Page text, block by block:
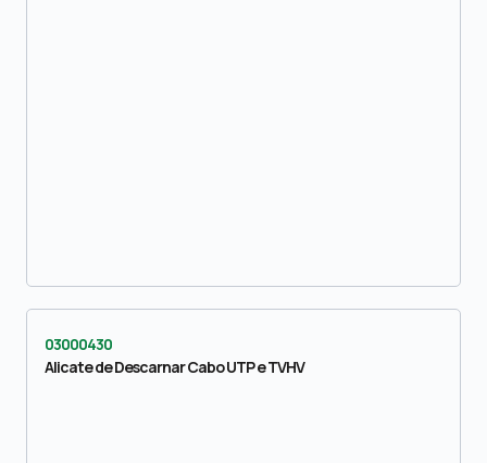
03000430
Alicate de Descarnar Cabo UTP e TVHV